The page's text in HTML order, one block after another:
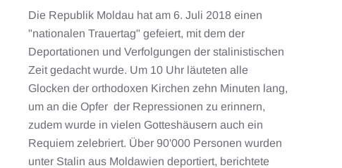
Die Republik Moldau hat am 6. Juli 2018 einen
"nationalen Trauertag" gefeiert, mit dem der
Deportationen und Verfolgungen der stalinistischen
Zeit gedacht wurde. Um 10 Uhr läuteten alle
Glocken der orthodoxen Kirchen zehn Minuten lang,
um an die Opfer der Repressionen zu erinnern,
zudem wurde in vielen Gotteshäusern auch ein
Requiem zelebriert. Über 90'000 Personen wurden
unter Stalin aus Moldawien deportiert, berichtete